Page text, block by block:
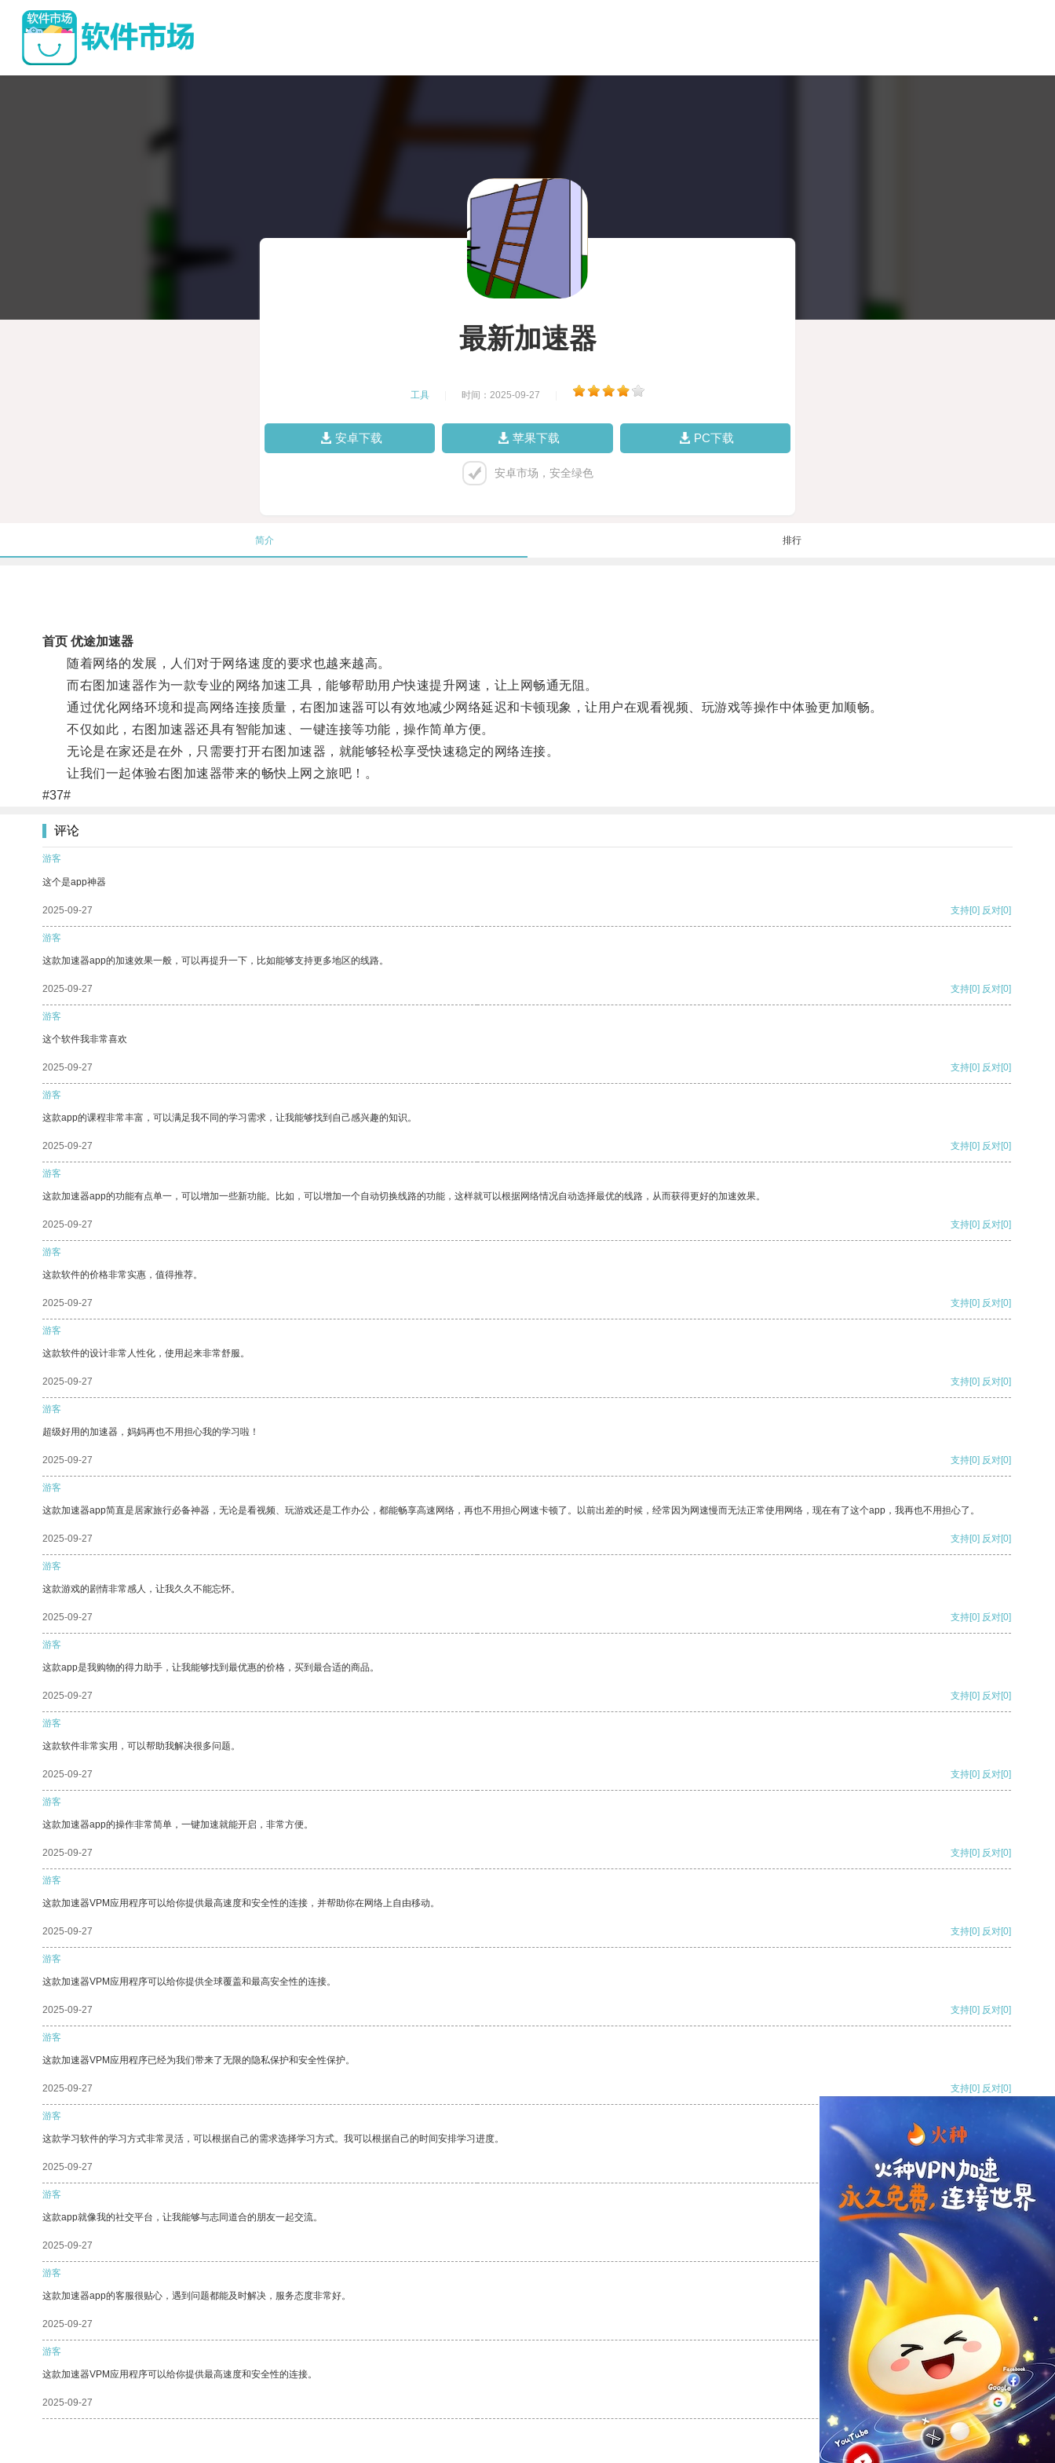
最新加速器
工具 时间：2025-09-27
安卓下载 苹果下载 PC下载
安卓市场，安全绿色
简介 排行
首页 优途加速器
随着网络的发展，人们对于网络速度的要求也越来越高。
而右图加速器作为一款专业的网络加速工具，能够帮助用户快速提升网速，让上网畅通无阻。
通过优化网络环境和提高网络连接质量，右图加速器可以有效地减少网络延迟和卡顿现象，让用户在观看视频、玩游戏等操作中体验更加顺畅。
不仅如此，右图加速器还具有智能加速、一键连接等功能，操作简单方便。
无论是在家还是在外，只需要打开右图加速器，就能够轻松享受快速稳定的网络连接。
让我们一起体验右图加速器带来的畅快上网之旅吧！。
#37#
评论
游客
这个是app神器
2025-09-27 支持[0] 反对[0]
游客
这款加速器app的加速效果一般，可以再提升一下，比如能够支持更多地区的线路。
2025-09-27 支持[0] 反对[0]
游客
这个软件我非常喜欢
2025-09-27 支持[0] 反对[0]
游客
这款app的课程非常丰富，可以满足我不同的学习需求，让我能够找到自己感兴趣的知识。
2025-09-27 支持[0] 反对[0]
游客
这款加速器app的功能有点单一，可以增加一些新功能。比如，可以增加一个自动切换线路的功能，这样就可以根据网络情况自动选择最优的线路，从而获得更好的加速效果。
2025-09-27 支持[0] 反对[0]
游客
这款软件的价格非常实惠，值得推荐。
2025-09-27 支持[0] 反对[0]
游客
这款软件的设计非常人性化，使用起来非常舒服。
2025-09-27 支持[0] 反对[0]
游客
超级好用的加速器，妈妈再也不用担心我的学习啦！
2025-09-27 支持[0] 反对[0]
游客
这款加速器app简直是居家旅行必备神器，无论是看视频、玩游戏还是工作办公，都能畅享高速网络，再也不用担心网速卡顿了。以前出差的时候，经常因为网速慢而无法正常使用网络，现在有了这个app，我再也不用担心了。
2025-09-27 支持[0] 反对[0]
游客
这款游戏的剧情非常感人，让我久久不能忘怀。
2025-09-27 支持[0] 反对[0]
游客
这款app是我购物的得力助手，让我能够找到最优惠的价格，买到最合适的商品。
2025-09-27 支持[0] 反对[0]
游客
这款软件非常实用，可以帮助我解决很多问题。
2025-09-27 支持[0] 反对[0]
游客
这款加速器app的操作非常简单，一键加速就能开启，非常方便。
2025-09-27 支持[0] 反对[0]
游客
这款加速器VPM应用程序可以给你提供最高速度和安全性的连接，并帮助你在网络上自由移动。
2025-09-27 支持[0] 反对[0]
游客
这款加速器VPM应用程序可以给你提供全球覆盖和最高安全性的连接。
2025-09-27 支持[0] 反对[0]
游客
这款加速器VPM应用程序已经为我们带来了无限的隐私保护和安全性保护。
2025-09-27 支持[0] 反对[0]
游客
这款学习软件的学习方式非常灵活，可以根据自己的需求选择学习方式。我可以根据自己的时间安排学习进度。
2025-09-27 支持[0] 反对
游客
这款app就像我的社交平台，让我能够与志同道合的朋友一起交流。
2025-09-27 支持
游客
这款加速器app的客服很贴心，遇到问题都能及时解决，服务态度非常好。
2025-09-27 反对 [0]
游客
这款加速器VPM应用程序可以给你提供最高速度和安全性的连接。
2025-09-27 支持[0] 反对[0]